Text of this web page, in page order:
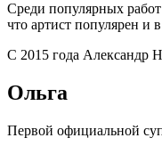
Среди популярных
что артист популярен и
С 2015 года Александр
Ольга
Первой официальной